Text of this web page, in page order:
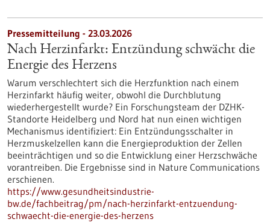
Pressemitteilung - 23.03.2026
Nach Herzinfarkt: Entzündung schwächt die
Energie des Herzens
Warum verschlechtert sich die Herzfunktion nach einem
Herzinfarkt häufig weiter, obwohl die Durchblutung
wiederhergestellt wurde? Ein Forschungsteam der DZHK-
Standorte Heidelberg und Nord hat nun einen wichtigen
Mechanismus identifiziert: Ein Entzündungsschalter in
Herzmuskelzellen kann die Energieproduktion der Zellen
beeinträchtigen und so die Entwicklung einer Herzschwäche
vorantreiben. Die Ergebnisse sind in Nature Communications
erschienen.
https://www.gesundheitsindustrie-
bw.de/fachbeitrag/pm/nach-herzinfarkt-entzuendung-
schwaecht-die-energie-des-herzens